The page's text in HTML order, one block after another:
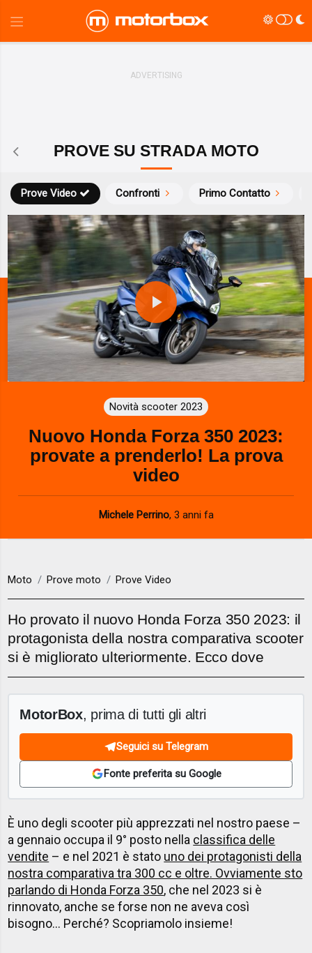
PROVE SU STRADA MOTO
Prove Video Confronti Primo Contatto
P
l
a
y
V
i
d
e
Novità scooter 2023
Nuovo Honda Forza 350 2023:
provate a prenderlo! La prova
video
Michele Perrino, 3 anni fa
Moto Prove moto Prove Video
Ho provato il nuovo Honda Forza 350 2023: il
protagonista della nostra comparativa scooter
si è migliorato ulteriormente. Ecco dove
MotorBox, prima di tutti gli altri
Seguici su Telegram
Fonte preferita su Google
È uno degli scooter più apprezzati nel nostro paese –
a gennaio occupa il 9° posto nella classifica delle
vendite – e nel 2021 è stato uno dei protagonisti della
nostra comparativa tra 300 cc e oltre. Ovviamente sto
parlando di Honda Forza 350, che nel 2023 si è
rinnovato, anche se forse non ne aveva così
bisogno... Perché? Scopriamolo insieme!